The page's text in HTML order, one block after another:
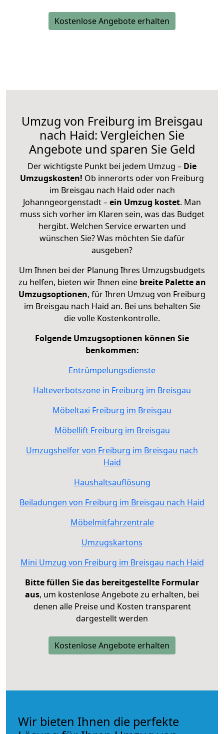
Kostenlose Angebote erhalten
Umzug von Freiburg im Breisgau
nach Haid: Vergleichen Sie
Angebote und sparen Sie Geld
Der wichtigste Punkt bei jedem Umzug – Die
Umzugskosten! Ob innerorts oder von Freiburg
im Breisgau nach Haid oder nach
Johanngeorgenstadt –ein Umzug kostet. Man
muss sich vorher im Klaren sein, was das Budget
hergibt. Welchen Service erwarten und
wünschen Sie? Was möchten Sie dafür
ausgeben?
Um Ihnen bei der Planung Ihres Umzugsbudgets
zu helfen, bieten wir Ihnen eine breite Palette an
Umzugsoptionen, für Ihren Umzug von Freiburg
im Breisgau nach Haid an. Bei uns behalten Sie
die volle Kostenkontrolle.
Folgende Umzugsoptionen können Sie
benkommen:
Entrümpelungsdienste
Halteverbotszone in Freiburg im Breisgau
Möbeltaxi Freiburg im Breisgau
Möbellift Freiburg im Breisgau
Umzugshelfer von Freiburg im Breisgau nach
Haid
Haushaltsauflösung
Beiladungen von Freiburg im Breisgau nach Haid
Möbelmitfahrzentrale
Umzugskartons
Mini Umzug von Freiburg im Breisgau nach Haid
Bitte füllen Sie das bereitgestellte Formular
aus, um kostenlose Angebote zu erhalten, bei
denen alle Preise und Kosten transparent
dargestellt werden
Kostenlose Angebote erhalten
Wir bieten Ihnen die perfekte